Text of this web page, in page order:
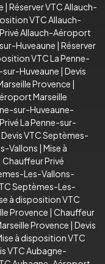
| Réserver VTC Allauch-
VTC Allauch-
Allauch-Aéroport
Huveaune | Réserver
VTC La Penne-
sur-Huveaune | Devis
Provence |
Marseille
sur-Huveaune-
La Penne-sur-
Devis VTC Septèmes-
Vallons | Mise à
Chauffeur Privé
Les-Vallons-
Septèmes-Les-
à disposition VTC
Provence | Chauffeur
Provence | Devis
à disposition VTC
VTC Aubagne-